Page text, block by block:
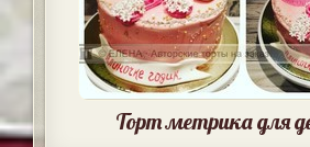
Торт метрика для